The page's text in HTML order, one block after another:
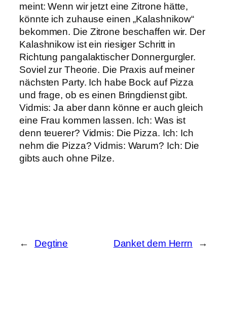
meint: Wenn wir jetzt eine Zitrone hätte,
könnte ich zuhause einen „Kalashnikow“
bekommen. Die Zitrone beschaffen wir. Der
Kalashnikow ist ein riesiger Schritt in
Richtung pangalaktischer Donnergurgler.
Soviel zur Theorie. Die Praxis auf meiner
nächsten Party. Ich habe Bock auf Pizza
und frage, ob es einen Bringdienst gibt.
Vidmis: Ja aber dann könne er auch gleich
eine Frau kommen lassen. Ich: Was ist
denn teuerer? Vidmis: Die Pizza. Ich: Ich
nehm die Pizza? Vidmis: Warum? Ich: Die
gibts auch ohne Pilze.
← Degtine Danket dem Herrn →